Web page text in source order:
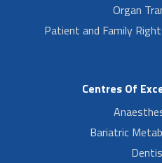
Organ
Patient and Family
Centres Of
Bariatric